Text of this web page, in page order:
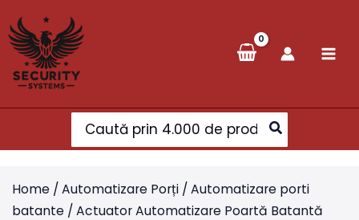
to
content
Search
for:
Home / Automatizare Porți / Automatizare porti
batante / Actuator Automatizare Poartă Batantă